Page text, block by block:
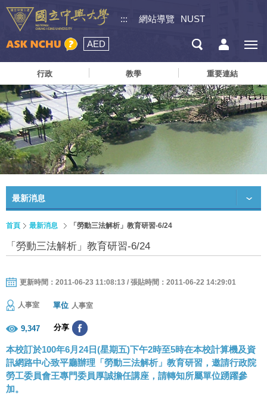
::: 網站導覽 NUST
AED
行政 教學 重要連結
最新消息
首頁 最新消息 「勞動三法解析」教育研習-6/24
「勞動三法解析」教育研習-6/24
更新時間：2011-06-23 11:08:13 / 張貼時間：2011-06-22 14:29:01
人事室 單位 人事室
9,347 分享
本校訂於100年6月24日(星期五)下午2時至5時在本校計算機及資
訊網路中心致平廳辦理「勞動三法解析」教育研習，邀請行政院
勞工委員會王專門委員厚誠擔任講座，請轉知所屬單位踴躍參
加。